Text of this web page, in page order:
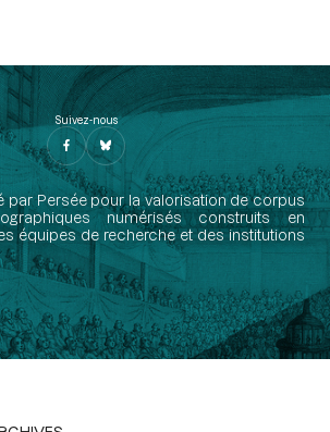
Suivez-nous
par Persée pour la valorisation de corpus
numérisés construits en
équipes de recherche et des institutions